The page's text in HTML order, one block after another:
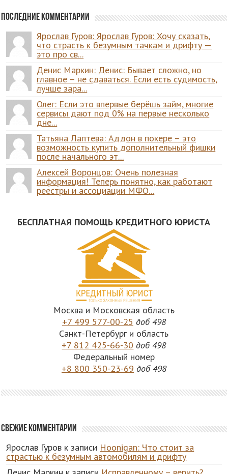
Последние комментарии
Ярослав Гуров: Ярослав Гуров: Хочу сказать,
что страсть к безумным тачкам и дрифту —
это про св...
Денис Маркин: Денис: Бывает сложно, но
главное – не сдаваться. Если есть судимость,
лучше зара...
Олег: Если это впервые берёшь займ, многие
сервисы дают под 0% на первые несколько
дне...
Татьяна Лаптева: Аддон в покере – это
возможность купить дополнительный фишки
после начального эт...
Алексей Воронцов: Очень полезная
информация! Теперь понятно, как работают
реестры и ассоциации МФО...
БЕСПЛАТНАЯ ПОМОЩЬ КРЕДИТНОГО ЮРИСТА
Москва и Московская область
+7 499 577-00-25 доб 498
Санкт-Петербург и область
+7 812 425-66-30 доб 498
Федеральный номер
+8 800 350-23-69 доб 498
Свежие комментарии
Ярослав Гуров к записи Hoonigan: Что стоит за
страстью к безумным автомобилям и дрифту